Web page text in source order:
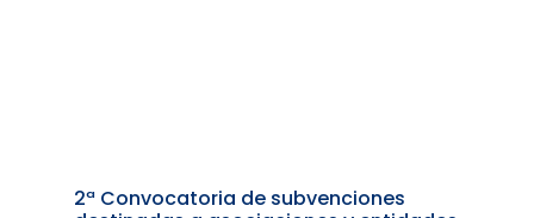
2ª Convocatoria de subvenciones